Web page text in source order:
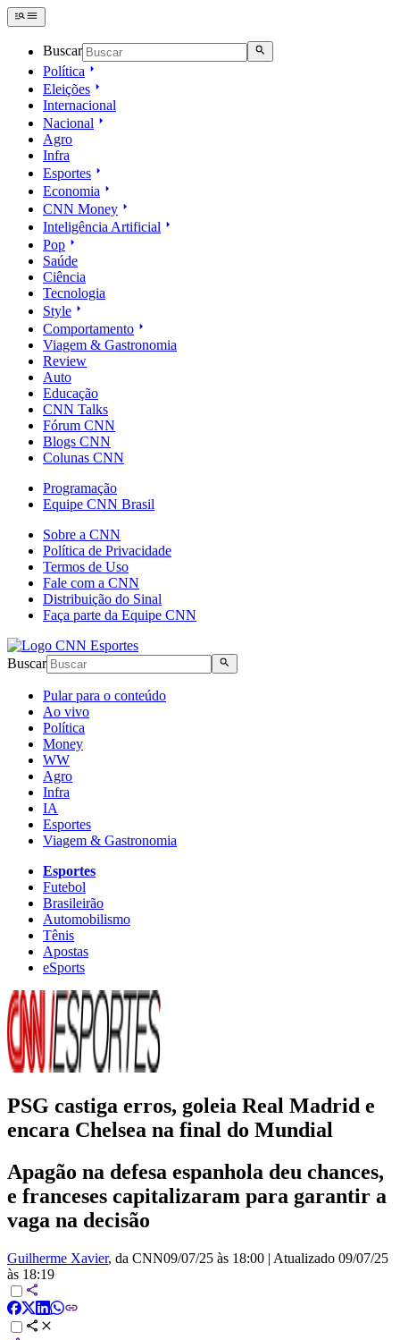
Buscar
Política
Eleições
Internacional
Nacional
Agro
Infra
Esportes
Economia
CNN Money
Inteligência Artificial
Pop
Saúde
Ciência
Tecnologia
Style
Comportamento
Viagem & Gastronomia
Review
Auto
Educação
CNN Talks
Fórum CNN
Blogs CNN
Colunas CNN
Programação
Equipe CNN Brasil
Sobre a CNN
Política de Privacidade
Termos de Uso
Fale com a CNN
Distribuição do Sinal
Faça parte da Equipe CNN
Buscar
Pular para o conteúdo
Ao vivo
Política
Money
WW
Agro
Infra
IA
Esportes
Viagem & Gastronomia
Esportes
Futebol
Brasileirão
Automobilismo
Tênis
Apostas
eSports
PSG castiga erros, goleia Real Madrid e
encara Chelsea na final do Mundial
Apagão na defesa espanhola deu chances,
e franceses capitalizaram para garantir a
vaga na decisão
Guilherme Xavier, da CNN09/07/25 às 18:00 | Atualizado 09/07/25
às 18:19